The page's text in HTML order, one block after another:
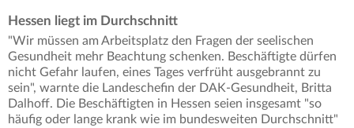
Hessen liegt im Durchschnitt
"Wir müssen am Arbeitsplatz den Fragen der seelischen
Gesundheit mehr Beachtung schenken. Beschäftigte dürfen
nicht Gefahr laufen, eines Tages verfrüht ausgebrannt zu
sein", warnte die Landeschefin der DAK-Gesundheit, Britta
Dalhoff. Die Beschäftigten in Hessen seien insgesamt "so
häufig oder lange krank wie im bundesweiten Durchschnitt"